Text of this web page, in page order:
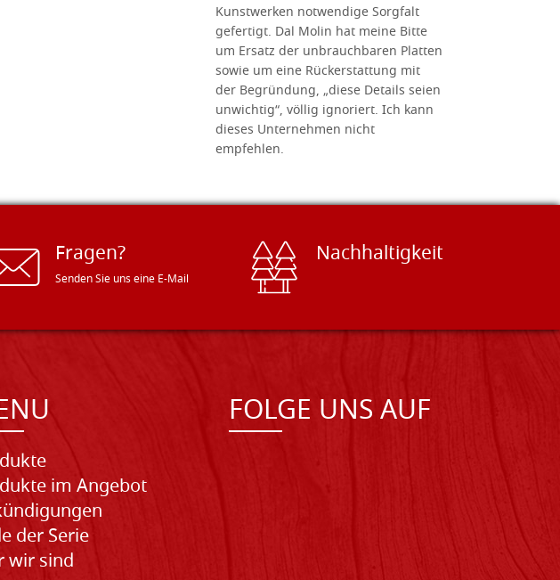
Kunstwerken notwendige Sorgfalt
gefertigt. Dal Molin hat meine Bitte
um Ersatz der unbrauchbaren Platten
sowie um eine Rückerstattung mit
der Begründung, „diese Details seien
unwichtig“, völlig ignoriert. Ich kann
dieses Unternehmen nicht
empfehlen.
Fragen?
Senden Sie uns eine E-Mail
Nachhaltigkeit
im Angebot
der Serie
wir sind
FOLGE UNS AUF